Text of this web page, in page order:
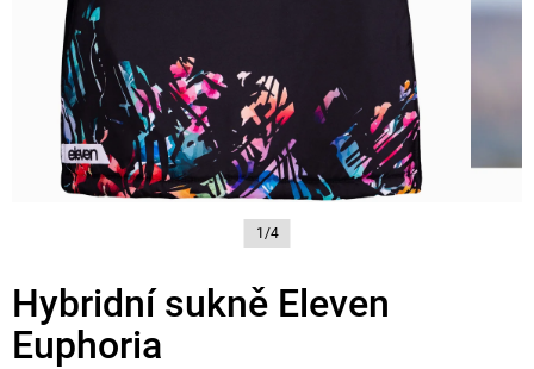
1/4
Hybridní sukně Eleven
Euphoria